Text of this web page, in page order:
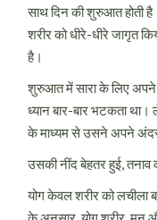
साथ दिन की शुरुआत होती
शरीर को धीरे-धीरे जागृत
है।
शुरुआत में सारा के लिए
ध्यान बार-बार भटकता था।
के माध्यम से उसने अपने
उसकी नींद बेहतर हुई,
योग केवल शरीर को लचीला